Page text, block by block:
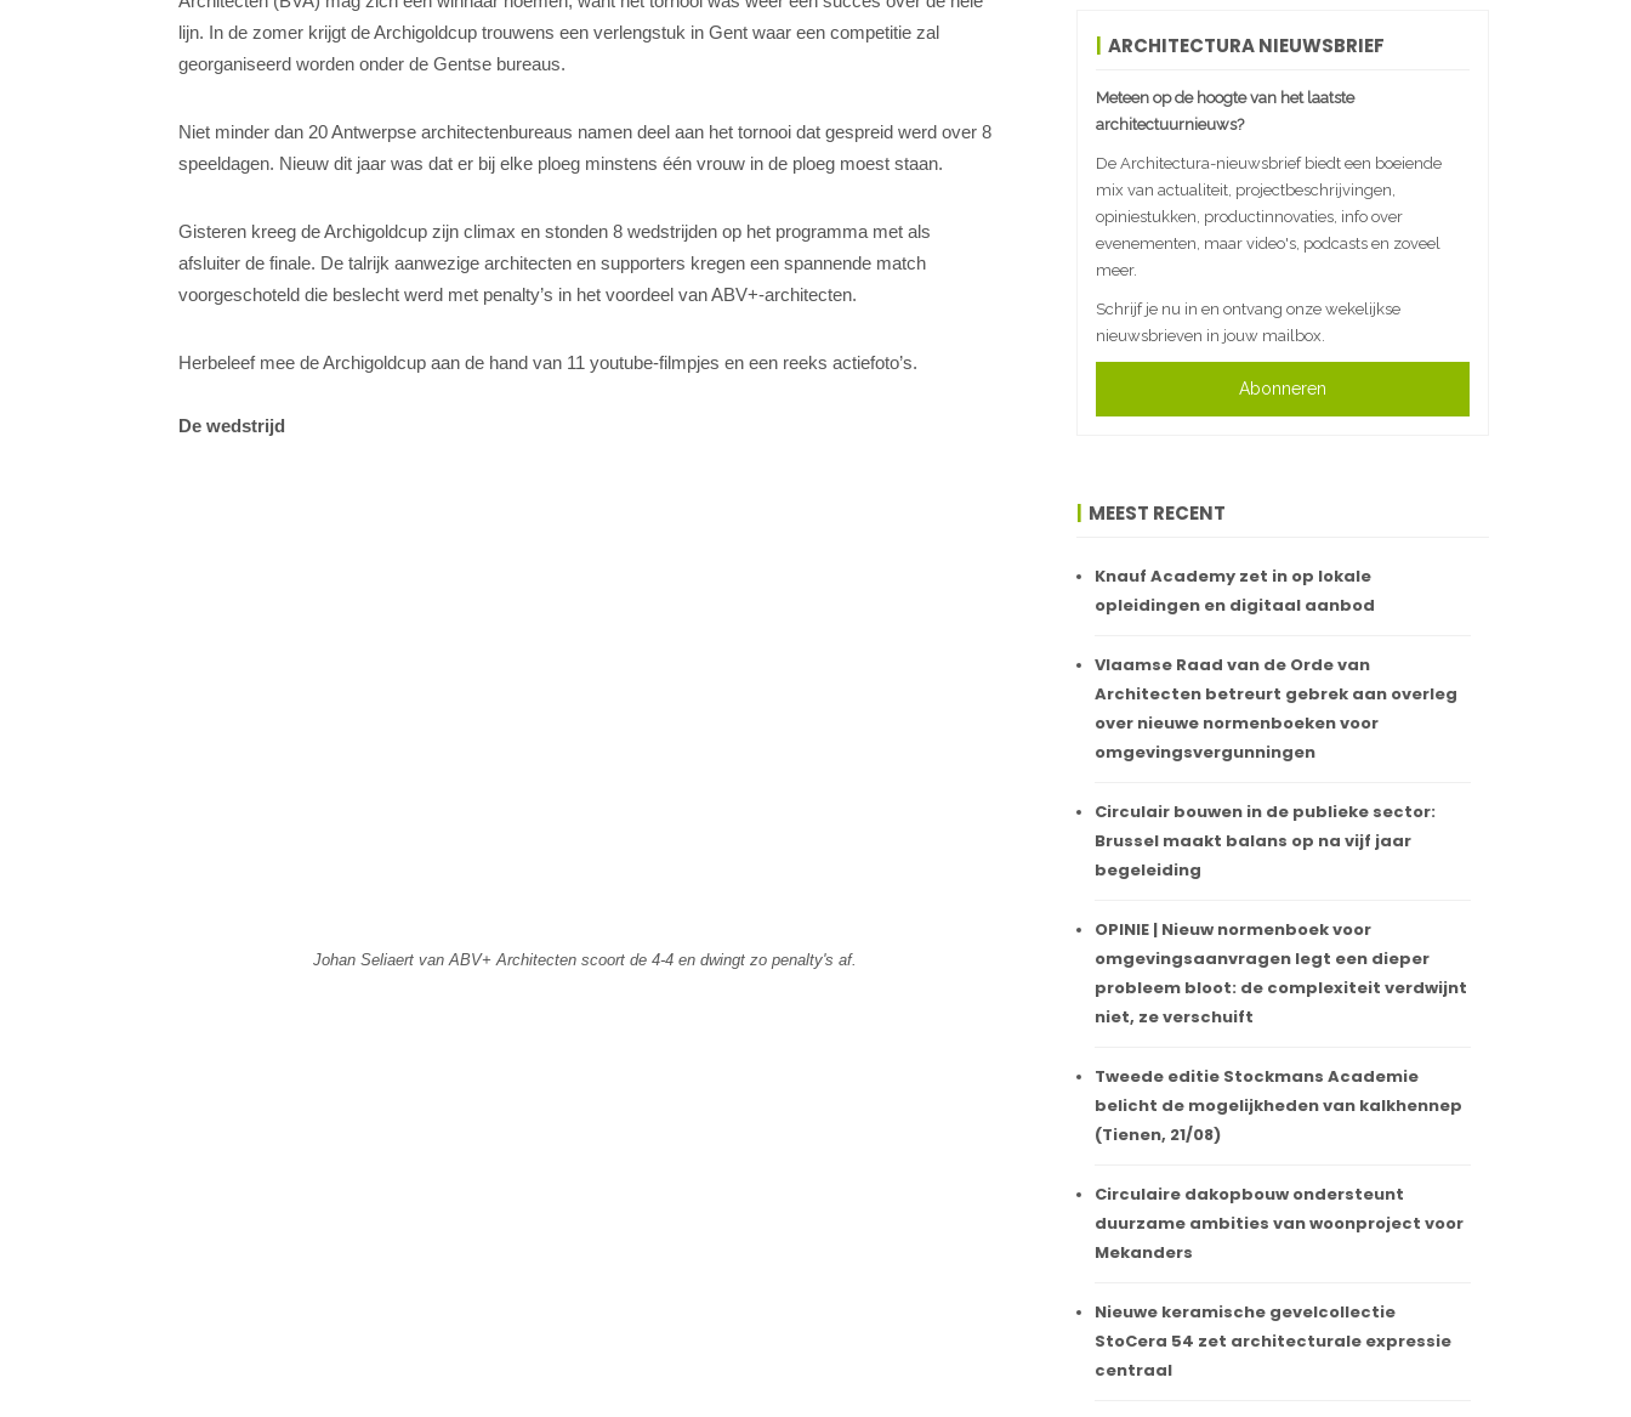
lijn. In de zomer krijgt de Archigoldcup trouwens een verlengstuk in Gent waar een competitie zal
georganiseerd worden onder de Gentse bureaus.
Niet minder dan 20 Antwerpse architectenbureaus namen deel aan het tornooi dat gespreid werd over 8
speeldagen. Nieuw dit jaar was dat er bij elke ploeg minstens één vrouw in de ploeg moest staan.
Gisteren kreeg de Archigoldcup zijn climax en stonden 8 wedstrijden op het programma met als
afsluiter de finale. De talrijk aanwezige architecten en supporters kregen een spannende match
voorgeschoteld die beslecht werd met penalty’s in het voordeel van ABV+-architecten.
Herbeleef mee de Archigoldcup aan de hand van 11 youtube-filmpjes en een reeks actiefoto’s.
De wedstrijd
Johan Seliaert van ABV+ Architecten scoort de 4-4 en dwingt zo penalty's af.
ARCHITECTURA NIEUWSBRIEF
Meteen op de hoogte van het laatste
architectuurnieuws?
De Architectura-nieuwsbrief biedt een boeiende
mix van actualiteit, projectbeschrijvingen,
opiniestukken, productinnovaties, info over
evenementen, maar video's, podcasts en zoveel
meer.
Schrijf je nu in en ontvang onze wekelijkse
nieuwsbrieven in jouw mailbox.
Abonneren
MEEST RECENT
Knauf Academy zet in op lokale
opleidingen en digitaal aanbod
Vlaamse Raad van de Orde van
Architecten betreurt gebrek aan overleg
over nieuwe normenboeken voor
omgevingsvergunningen
Circulair bouwen in de publieke sector:
Brussel maakt balans op na vijf jaar
begeleiding
OPINIE | Nieuw normenboek voor
omgevingsaanvragen legt een dieper
probleem bloot: de complexiteit verdwijnt
niet, ze verschuift
Tweede editie Stockmans Academie
belicht de mogelijkheden van kalkhennep
(Tienen, 21/08)
Circulaire dakopbouw ondersteunt
duurzame ambities van woonproject voor
Mekanders
Nieuwe keramische gevelcollectie
StoCera 54 zet architecturale expressie
centraal